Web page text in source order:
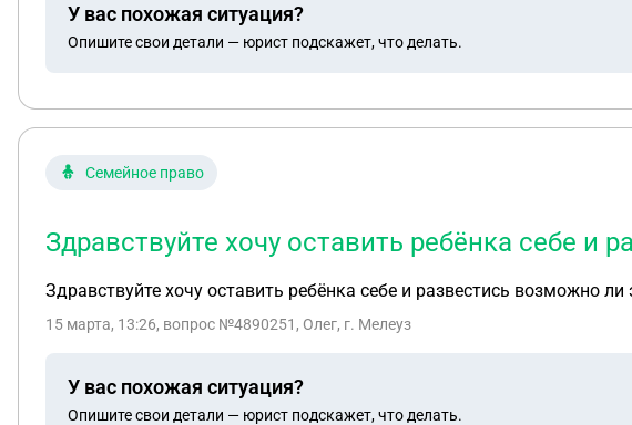
У вас похожая ситуация?
Опишите свои детали — юрист подскажет, что делать.
Семейное право
Здравствуйте хочу оставить ребёнка себе и
Здравствуйте хочу оставить ребёнка себе и развестись возможно ли
15 марта, 13:26, вопрос №4890251, Олег, г. Мелеуз
У вас похожая ситуация?
Опишите свои детали — юрист подскажет, что делать.